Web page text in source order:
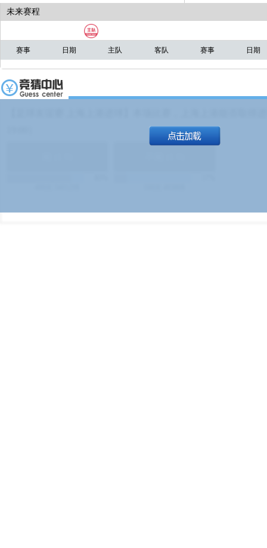
未来赛程
赛事 日期 主队 客队 赛事 日期